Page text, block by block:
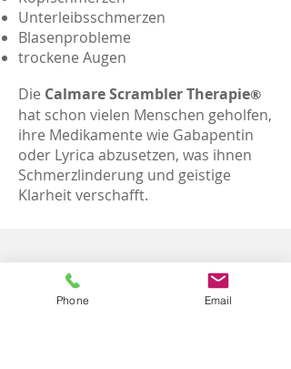
Unterleibsschmerzen
Blasenprobleme
trockene Augen
Die Calmare Scrambler Therapie®
hat schon vielen Menschen geholfen,
ihre Medikamente wie Gabapentin
oder Lyrica abzusetzen, was ihnen
Schmerzlinderung und geistige
Klarheit verschafft.
© 2023 Alle Rechte vorbehalten
Cookies Datenschutz
Phone Email